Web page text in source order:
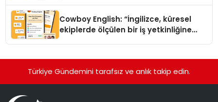
Cowboy English: “İngilizce, küresel
ekiplerde ölçülen bir iş yetkinliğine
Türkiye Gündemini tarafsız ve anlık takip edin.